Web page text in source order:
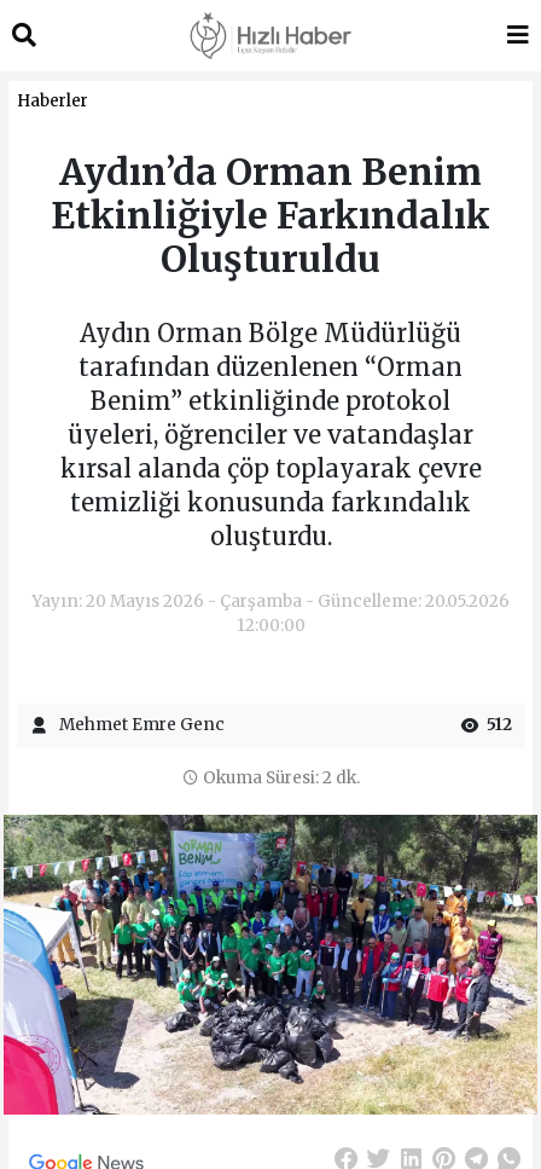
Haberler
Aydın’da Orman Benim
Etkinliğiyle Farkındalık
Oluşturuldu
Aydın Orman Bölge Müdürlüğü
tarafından düzenlenen “Orman
Benim” etkinliğinde protokol
üyeleri, öğrenciler ve vatandaşlar
kırsal alanda çöp toplayarak çevre
temizliği konusunda farkındalık
oluşturdu.
Yayın: 20 Mayıs 2026 - Çarşamba - Güncelleme: 20.05.2026
12:00:00
Mehmet Emre Genc 512
Okuma Süresi: 2 dk.